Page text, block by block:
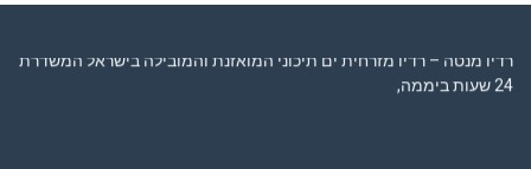
רדיו מנטה – רדיו מזרחית ים תיכוני המואזנת והמובילה בישראל המשדרת
24 שעות ביממה,